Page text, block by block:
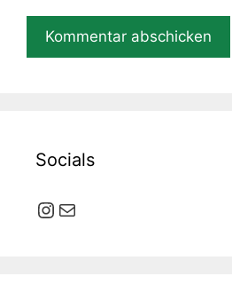
Socials
Instagram
E-Mail